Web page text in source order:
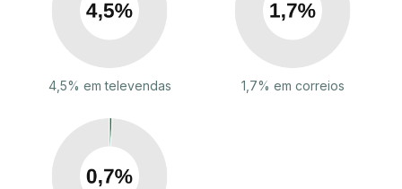
4,5% em televendas 1,7% em correios